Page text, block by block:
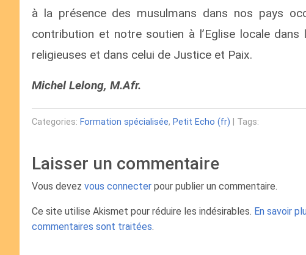
à la présence des musulmans dans nos pays
contribution et notre soutien à l’Eglise locale
religieuses et dans celui de Justice et Paix.
Michel Lelong, M.Afr.
Categories: Formation spécialisée, Petit Echo (fr) | Tags:
Laisser un commentaire
Vous devez vous connecter pour publier un commentaire.
Ce site utilise Akismet pour réduire les indésirables. En savoir
commentaires sont traitées.